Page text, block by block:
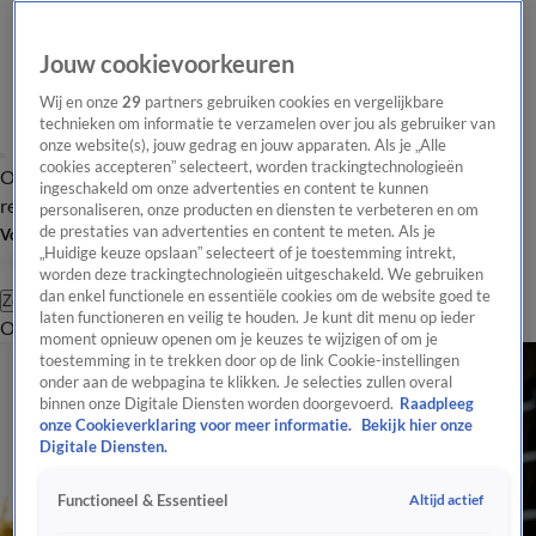
Overzicht Laatste nieuws Regionieuws Het beste van Hart
Tip de
redactie
Volg Hart van Nederland
Zoeken
OverzichtRegioUitzendingenWeerTip de redactiePanelVideo's
Jouw cookievoorkeuren
Wij en onze29 partners gebruiken cookies en vergelijkbare
technieken om informatie te verzamelen over jou als gebruiker van
onze website(s), jouw gedrag en jouw apparaten. Als je „Alle
cookies accepteren” selecteert, worden trackingtechnologieën
ingeschakeld om onze advertenties en content te kunnen
personaliseren, onze producten en diensten te verbeteren en om
de prestaties van advertenties en content te meten. Als je
„Huidige keuze opslaan” selecteert of je toestemming intrekt,
worden deze trackingtechnologieën uitgeschakeld. We gebruiken
dan enkel functionele en essentiële cookies om de website goed te
laten functioneren en veilig te houden. Je kunt dit menu op ieder
moment opnieuw openen om je keuzes te wijzigen of om je
toestemming in te trekken door op de link Cookie-instellingen
onder aan de webpagina te klikken. Je selecties zullen overal
binnen onze Digitale Diensten worden doorgevoerd. Raadpleeg
onze Cookieverklaring voor meer informatie.
Bekijk hier onze
Digitale Diensten.
Functioneel & Essentieel Altijd actief